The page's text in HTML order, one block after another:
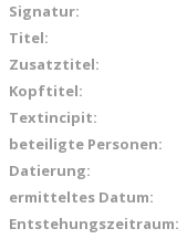
Signatur:
Titel:
Zusatztitel:
Kopftitel:
Textincipit:
beteiligte Personen:
Datierung:
ermitteltes Datum:
Entstehungszeitraum: